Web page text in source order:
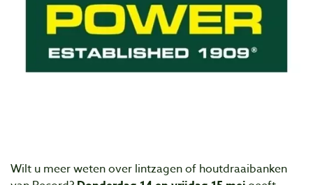
Wilt u meer weten over lintzagen of houtdraaibanken